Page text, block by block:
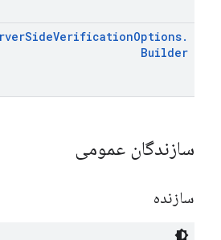
SideVerificationOptions.
Builder
سازندگان عمومی
سازنده